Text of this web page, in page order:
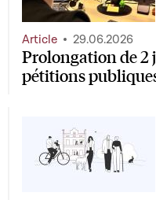
Prolongation de 2
pétitions
Article 29.06.2026